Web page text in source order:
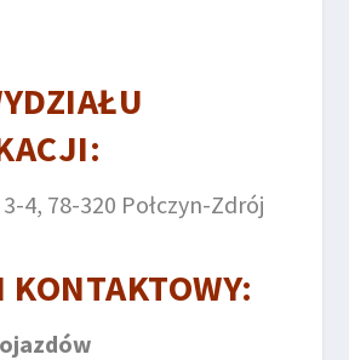
4, 78-320 Połczyn-Zdrój
KONTAKTOWY: